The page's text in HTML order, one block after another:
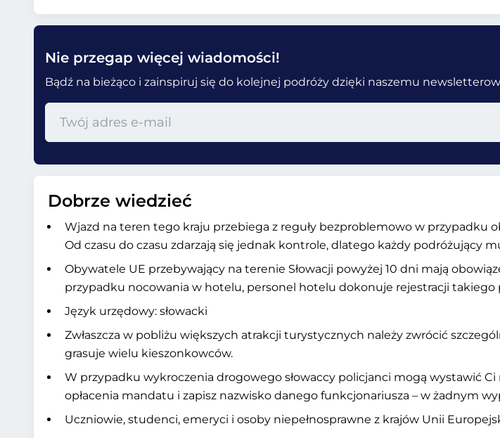
Nie przegap więcej wiadomości!
Bądź na bieżąco i zainspiruj się do kolejnej podróży dzięki naszemu
Dobrze wiedzieć
Wjazd na teren tego kraju przebiega z reguły bezproblemowo w
Od czasu do czasu zdarzają się jednak kontrole, dlatego każdy podróżujący
Obywatele UE przebywający na terenie Słowacji powyżej 10 dni mają
przypadku nocowania w hotelu, personel hotelu dokonuje rejestracji
Język urzędowy: słowacki
Zwłaszcza w pobliżu większych atrakcji turystycznych należy zwrócić
grasuje wielu kieszonkowców.
W przypadku wykroczenia drogowego słowaccy policjanci mogą wystawić
opłacenia mandatu i zapisz nazwisko danego funkcjonariusza – w żadnym
Uczniowie, studenci, emeryci i osoby niepełnosprawne z krajów Unii